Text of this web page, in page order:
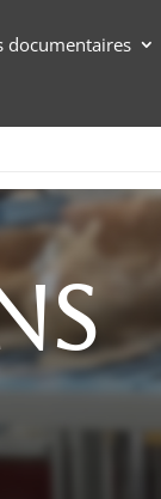
documentaires